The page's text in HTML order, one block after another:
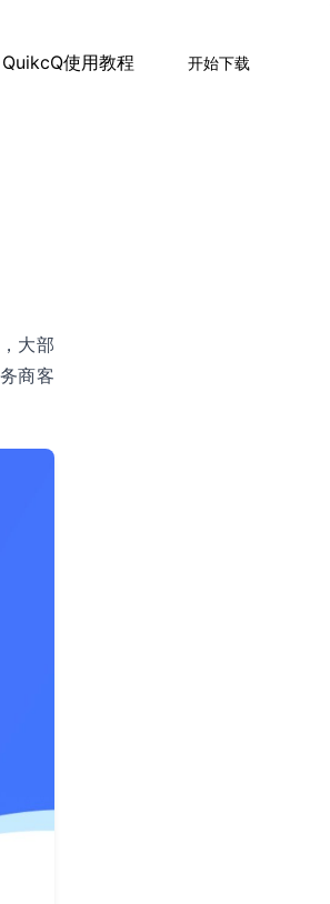
QuikcQ使用教程 开始下载
大部
商客